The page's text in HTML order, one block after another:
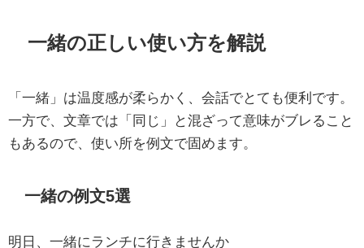
一緒の正しい使い方を解説
「一緒」は温度感が柔らかく、会話でとても便利です。
一方で、文章では「同じ」と混ざって意味がブレること
もあるので、使い所を例文で固めます。
一緒の例文5選
明日、一緒にランチに行きませんか